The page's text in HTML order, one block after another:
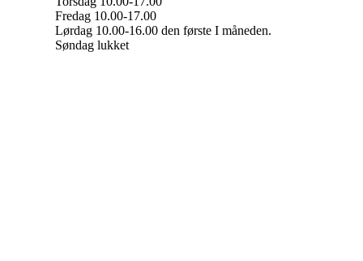
Fredag 10.00-17.00
Lørdag 10.00-16.00 den første I måneden.
Søndag lukket